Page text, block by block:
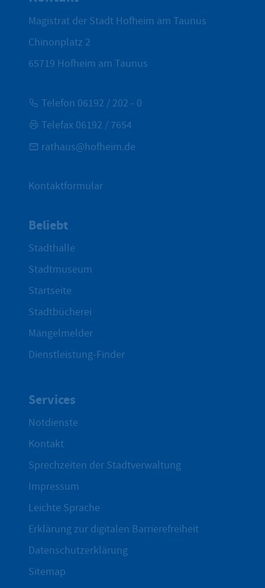
Magistrat der Stadt Hofheim am Taunus
Chinonplatz 2
65719 Hofheim am Taunus
Telefon 06192 / 202 - 0
Telefax 06192 / 7654
rathaus@hofheim.de
Kontaktformular
Beliebt
Stadthalle
Stadtmuseum
Startseite
Stadtbücherei
Mängelmelder
Dienstleistung-Finder
Services
Notdienste
Kontakt
Sprechzeiten der Stadtverwaltung
Impressum
Leichte Sprache
Erklärung zur digitalen Barrierefreiheit
Datenschutzerklärung
Sitemap